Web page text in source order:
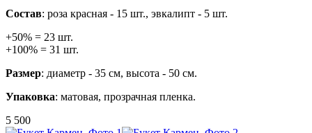
Состав: роза красная - 15 шт., эвкалипт - 5 шт.
+50% = 23 шт.
+100% = 31 шт.
Размер: диаметр - 35 см, высота - 50 см.
Упаковка: матовая, прозрачная пленка.
5 500